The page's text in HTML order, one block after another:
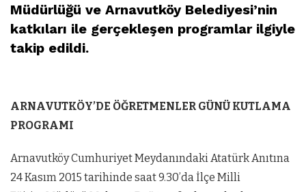
Müdürlüğü ve Arnavutköy Belediyesi’nin
katkıları ile gerçekleşen programlar ilgiyle
takip edildi.
ARNAVUTKÖY’DE ÖĞRETMENLER GÜNÜ KUTLAMA
PROGRAMI
Arnavutköy Cumhuriyet Meydanındaki Atatürk Anıtına
24 Kasım 2015 tarihinde saat 9.30’da İlçe Milli